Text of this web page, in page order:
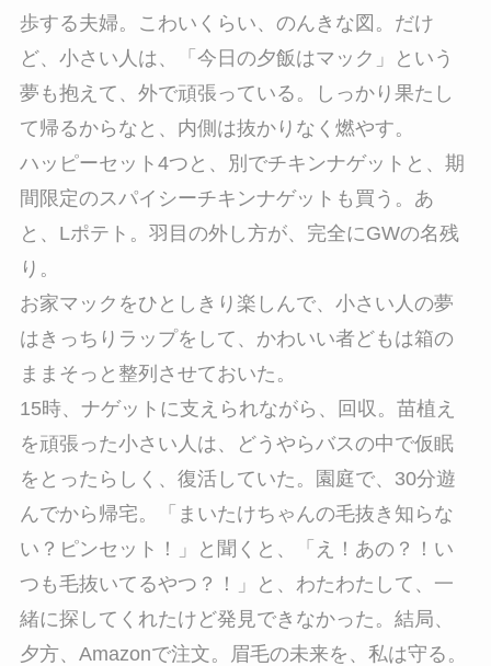
歩する夫婦。こわいくらい、のんきな図。だけ
ど、小さい人は、「今日の夕飯はマック」という
夢も抱えて、外で頑張っている。しっかり果たし
て帰るからなと、内側は抜かりなく燃やす。
ハッピーセット4つと、別でチキンナゲットと、期
間限定のスパイシーチキンナゲットも買う。あ
と、Lポテト。羽目の外し方が、完全にGWの名残
り。
お家マックをひとしきり楽しんで、小さい人の夢
はきっちりラップをして、かわいい者どもは箱の
ままそっと整列させておいた。
15時、ナゲットに支えられながら、回収。苗植え
を頑張った小さい人は、どうやらバスの中で仮眠
をとったらしく、復活していた。園庭で、30分遊
んでから帰宅。「まいたけちゃんの毛抜き知らな
い？ピンセット！」と聞くと、「え！あの？！い
つも毛抜いてるやつ？！」と、わたわたして、一
緒に探してくれたけど発見できなかった。結局、
夕方、Amazonで注文。眉毛の未来を、私は守る。